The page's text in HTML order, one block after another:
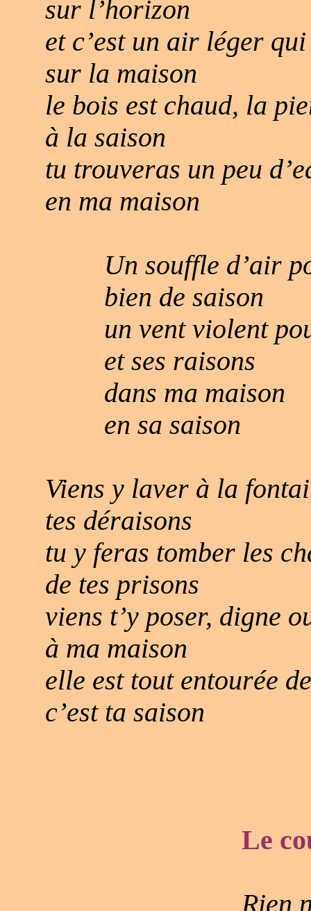
sur l’horizon
et c’est un air léger
sur la maison
le bois est chaud, la
à la saison
tu trouveras un peu
en ma maison
Un souffle d’air
bien de saison
un vent violent
et ses raisons
dans ma maison
en sa saison
Viens y laver à la
tes déraisons
tu y feras tomber les
de tes prisons
viens t’y poser, digne
à ma maison
elle est tout entourée
c’est ta saison
Le
Rien